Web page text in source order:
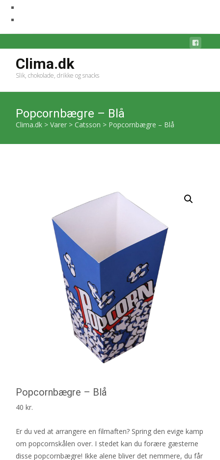
Clima.dk
Slik, chokolade, drikke og snacks
Popcornbægre – Blå
Clima.dk > Varer > Catsson > Popcornbægre – Blå
Popcornbægre – Blå
40 kr.
Er du ved at arrangere en filmaften? Spring den evige kamp
om popcornskålen over. I stedet kan du forære gæsterne
disse popcornbægre! Ikke alene bliver det nemmere, du får